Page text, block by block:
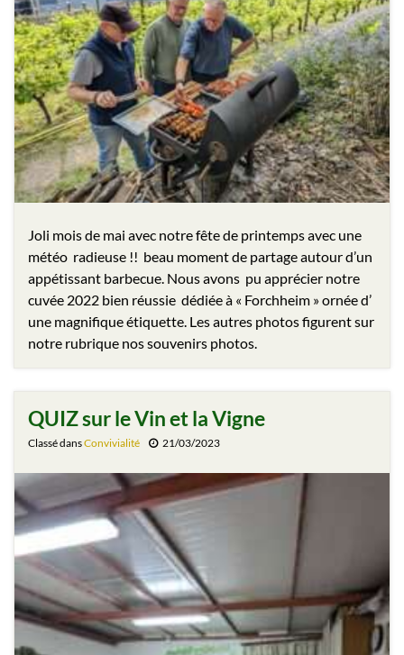
Joli mois de mai avec notre fête de printemps avec une
météo radieuse !! beau moment de partage autour d’un
appétissant barbecue. Nous avons pu apprécier notre
cuvée 2022 bien réussie dédiée à « Forchheim » ornée d’
une magnifique étiquette. Les autres photos figurent sur
notre rubrique nos souvenirs photos.
QUIZ sur le Vin et la Vigne
Classé dansConvivialité 21/03/2023